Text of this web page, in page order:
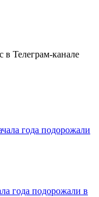
Телеграм-канале
года подорожали в